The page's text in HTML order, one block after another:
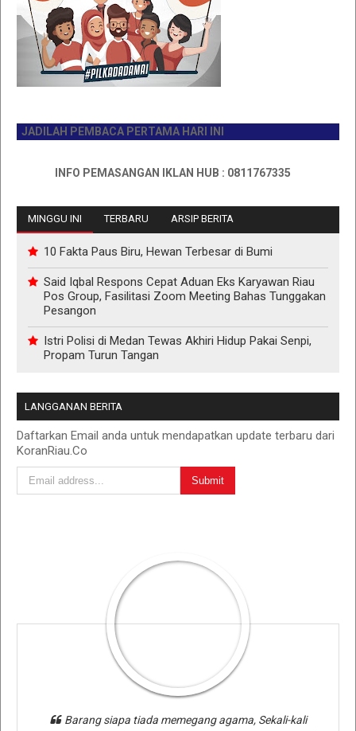
PEMBACA PERTAMA HARI INI
INFO PEMASANGAN IKLAN HUB : 0811767335
MINGGU INI TERBARU ARSIP BERITA
10 Fakta Paus Biru, Hewan Terbesar di Bumi
Said Iqbal Respons Cepat Aduan Eks Karyawan Riau
Pos Group, Fasilitasi Zoom Meeting Bahas Tunggakan
Pesangon
Istri Polisi di Medan Tewas Akhiri Hidup Pakai Senpi,
Propam Turun Tangan
LANGGANAN BERITA
Daftarkan Email anda untuk mendapatkan update terbaru dari
KoranRiau.Co
Barang siapa tiada memegang agama, Sekali-kali